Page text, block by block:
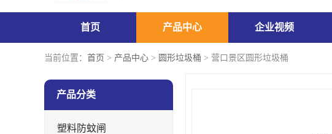
首页 产品中心 企业视频
当前位置： 首页 > 产品中心 > 圆形垃圾桶 > 营口景区圆形垃圾桶
产品分类
塑料防蚊闸